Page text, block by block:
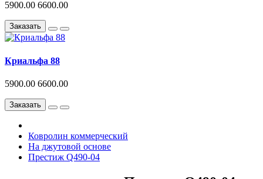
5900.00 6600.00
Заказать
Криальфа 88
5900.00 6600.00
Заказать
Ковролин коммерческий
На джутовой основе
Престиж Q490-04